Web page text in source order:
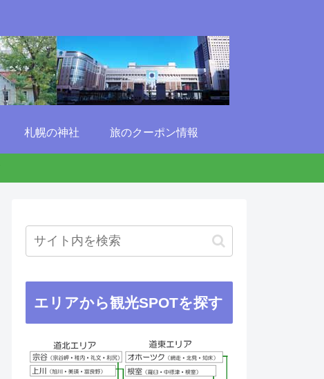
札幌の神社 旅のクーポン情報
エリアから観光SPOTを探す